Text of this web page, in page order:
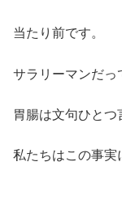
当たり前です。
サラリーマンだっ
胃腸は文句ひとつ
私たちはこの事実